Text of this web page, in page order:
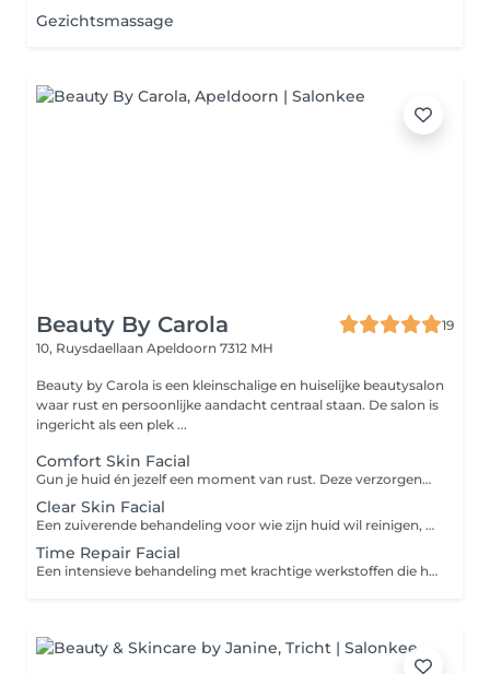
Gezichtsmassage
Beauty By Carola
19
10, Ruysdaellaan Apeldoorn 7312 MH
Beauty by Carola is een kleinschalige en huiselijke beautysalon
waar rust en persoonlijke aandacht centraal staan. De salon is
ingericht als een plek ...
Comfort Skin Facial
Gun je huid én jezelf een moment van rust. Deze verzorgende behandeling hydrateert, verzacht en laat je huid weer stralen. Je geniet van een uitgebreide ontspannende reiniging met aandacht voor het gezicht, en een masker waarbij ook nek en schouders worden gemasseerd. Doel: Hydrateren en ontspannen Extra geschikt voor: alle huidtypen
Clear Skin Facial
Een zuiverende behandeling voor wie zijn huid wil reinigen, matteren en in balans brengen. Met milde werkstoffen, een grondige dieptereiniging en een kalmerend masker. Ideaal als onderhoud voor de vettere huid of bij oppervlakkige verstoppingen. Doel: Reinigen en talgregulatie Extra geschikt voor: de gecombineerde en vette huid
Time Repair Facial
Een intensieve behandeling met krachtige werkstoffen die helpen bij het beschermen, herstellen en onderhouden van je huid. De behandeling bevat een diepe verzorging, een voedend masker en een ontspannend moment tijdens het aanbrengen. Ideaal als boost of als regelmatig huidonderhoud. Doel: Onderhouden en beschermen Extra geschikt voor: de rijpere huid